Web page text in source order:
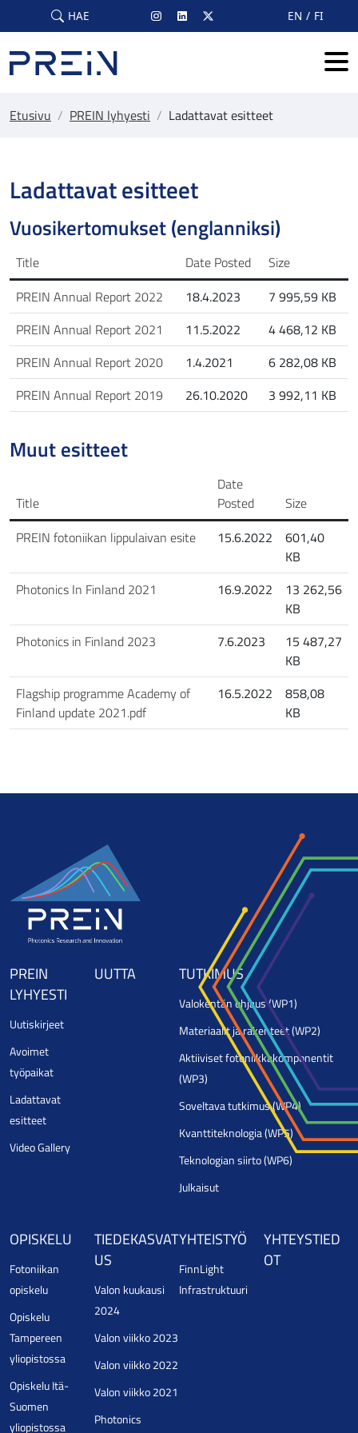
Skip to main content
HAE EN FI
Etusivu / PREIN lyhyesti / Ladattavat esitteet
Ladattavat esitteet
Vuosikertomukset (englanniksi)
Title Date Posted
Size
PREIN Annual Report 2022
18.4.2023
7 995,59 KB
PREIN Annual Report 2021
11.5.2022
4 468,12 KB
PREIN Annual Report 2020
1.4.2021
6 282,08 KB
PREIN Annual Report 2019
26.10.2020 3 992,11 KB
Muut esitteet
Title
Date
Posted
Size
PREIN fotoniikan lippulaivan esite
15.6.2022
601,40
KB
Photonics In Finland 2021
16.9.2022
13 262,56
KB
Photonics in Finland 2023
7.6.2023
15 487,27
KB
Flagship programme Academy of
Finland update 2021.pdf
16.5.2022
858,08
KB
PREIN
LYHYESTI
Uutiskirjeet
Avoimet
työpaikat
Ladattavat
esitteet
Video Gallery
UUTTA TUTKIMUS
Valokentän ohjaus (WP1)
Materiaalit ja rakenteet (WP2)
Aktiiviset fotoniikkakomponentit
(WP3)
Soveltava tutkimus (WP4)
Kvanttiteknologia (WP5)
Teknologian siirto (WP6)
Julkaisut
OPISKELU
Fotoniikan
opiskelu
Opiskelu
Tampereen
yliopistossa
Opiskelu Itä-
Suomen
yliopistossa
TIEDEKASVAT
US
Valon kuukausi
2024
Valon viikko 2023
Valon viikko 2022
Valon viikko 2021
Photonics
YHTEISTYÖ
FinnLight
Infrastruktuuri
YHTEYSTIED
OT